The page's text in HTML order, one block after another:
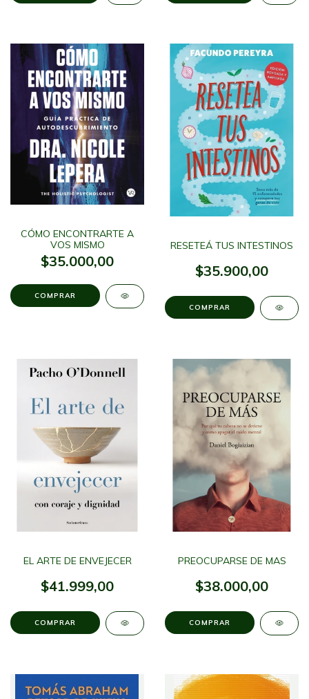
CÓMO ENCONTRARTE A
VOS MISMO
$35.000,00
RESETEÁ TUS INTESTINOS
$35.900,00
EL ARTE DE ENVEJECER
$41.999,00
PREOCUPARSE DE MAS
$38.000,00